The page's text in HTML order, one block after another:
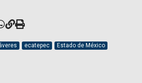
ecatepec
Estado de México